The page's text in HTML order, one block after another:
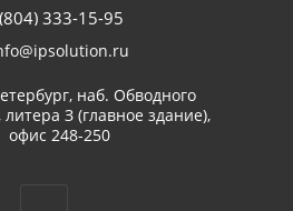
333-15-95
наб. Обводного
литера З (главное здание),
офис 248-250